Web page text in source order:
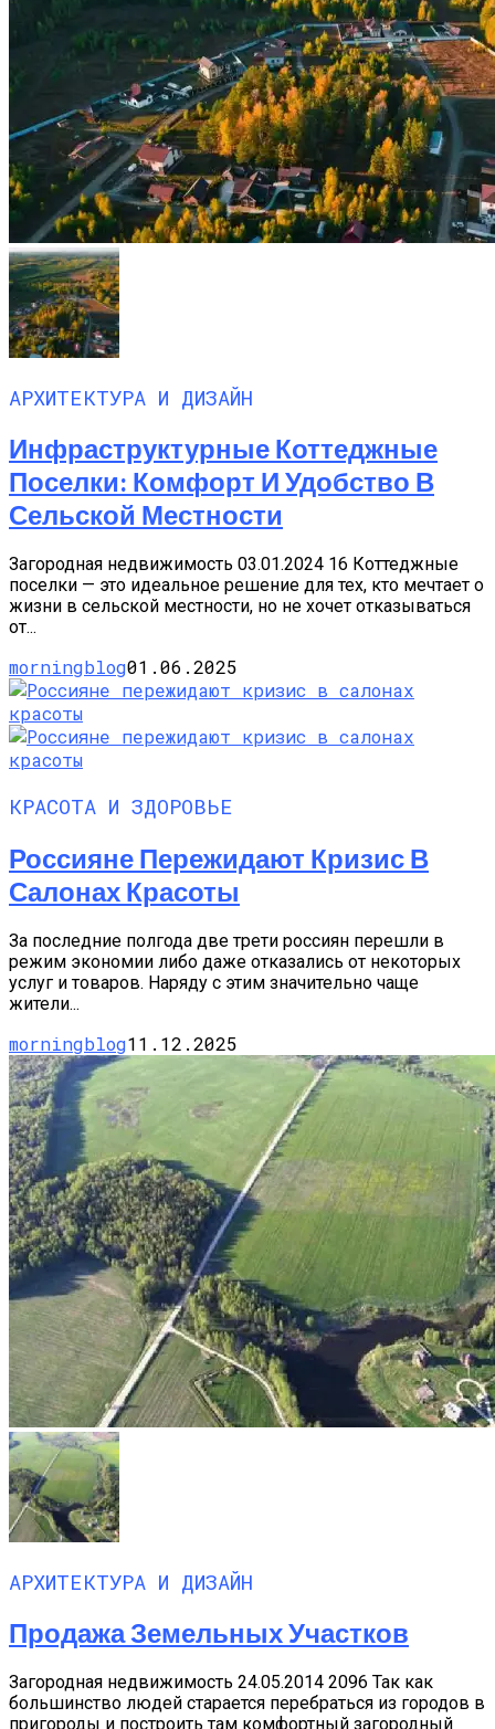
АРХИТЕКТУРА И ДИЗАЙН
Инфраструктурные Коттеджные
Поселки: Комфорт И Удобство В
Сельской Местности
Загородная недвижимость 03.01.2024 16 Коттеджные
поселки — это идеальное решение для тех, кто мечтает о
жизни в сельской местности, но не хочет отказываться
от...
morningblog01.06.2025
КРАСОТА И ЗДОРОВЬЕ
Россияне Пережидают Кризис В
Салонах Красоты
За последние полгода две трети россиян перешли в
режим экономии либо даже отказались от некоторых
услуг и товаров. Наряду с этим значительно чаще
жители...
morningblog11.12.2025
АРХИТЕКТУРА И ДИЗАЙН
Продажа Земельных Участков
Загородная недвижимость 24.05.2014 2096 Так как
большинство людей старается перебраться из городов в
пригороды и построить там комфортный загородный